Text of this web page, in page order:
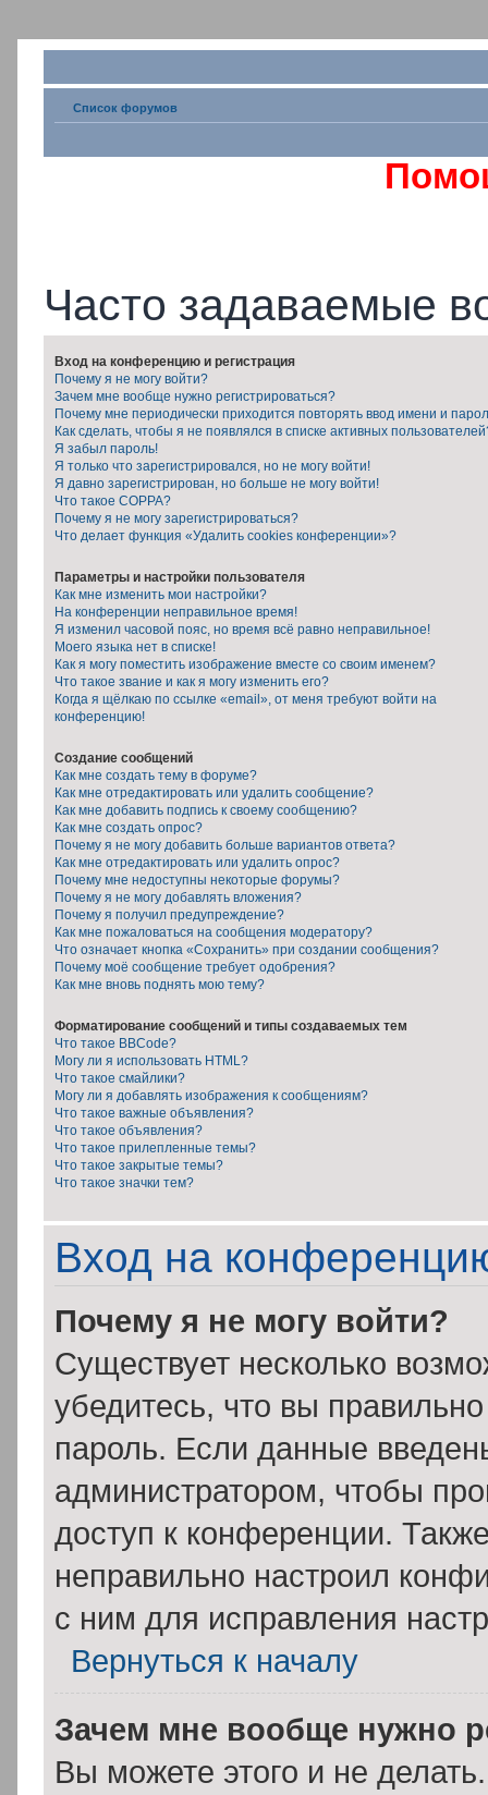
Список форумов
Часто задаваемые
Вход на конференцию и регистрация
Почему я не могу войти?
Зачем мне вообще нужно регистрироваться?
Почему мне периодически приходится повторять ввод имени и
Как сделать, чтобы я не появлялся в списке активных
Я забыл пароль!
Я только что зарегистрировался, но не могу войти!
Я давно зарегистрирован, но больше не могу войти!
Что такое COPPA?
Почему я не могу зарегистрироваться?
Что делает функция «Удалить cookies конференции»?
Параметры и настройки пользователя
Как мне изменить мои настройки?
На конференции неправильное время!
Я изменил часовой пояс, но время всё равно неправильное!
Моего языка нет в списке!
Как я могу поместить изображение вместе со своим именем?
Что такое звание и как я могу изменить его?
Когда я щёлкаю по ссылке «email», от меня требуют войти на
конференцию!
Создание сообщений
Как мне создать тему в форуме?
Как мне отредактировать или удалить сообщение?
Как мне добавить подпись к своему сообщению?
Как мне создать опрос?
Почему я не могу добавить больше вариантов ответа?
Как мне отредактировать или удалить опрос?
Почему мне недоступны некоторые форумы?
Почему я не могу добавлять вложения?
Почему я получил предупреждение?
Как мне пожаловаться на сообщения модератору?
Что означает кнопка «Сохранить» при создании сообщения?
Почему моё сообщение требует одобрения?
Как мне вновь поднять мою тему?
Форматирование сообщений и типы создаваемых тем
Что такое BBCode?
Могу ли я использовать HTML?
Что такое смайлики?
Могу ли я добавлять изображения к сообщениям?
Что такое важные объявления?
Что такое объявления?
Что такое прилепленные темы?
Что такое закрытые темы?
Что такое значки тем?
Вход на
Почему я не могу войти?
Существует несколько
убедитесь, что вы
пароль. Если данные
администратором, чтобы
доступ к конференции.
неправильно настроил
с ним для исправления
Вернуться к началу
Зачем мне вообще нужно
Вы можете этого и не